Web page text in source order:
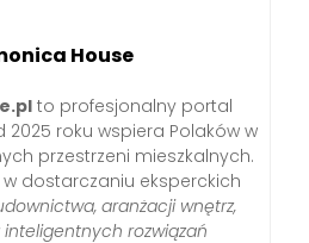
House
to profesjonalny portal
roku wspiera Polaków w
przestrzeni mieszkalnych.
dostarczaniu eksperckich
aranżacji wnętrz,
rozwiązań